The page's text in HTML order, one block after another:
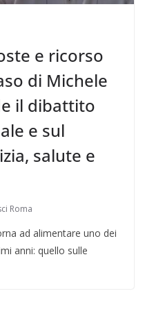
e ricorso
di Michele
il dibattito
e sul
salute e
Roma
ad alimentare uno dei
anni: quello sulle